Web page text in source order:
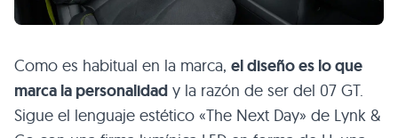
Como es habitual en la marca, el diseño es lo que
marca la personalidad y la razón de ser del 07 GT.
Sigue el lenguaje estético «The Next Day» de Lynk &